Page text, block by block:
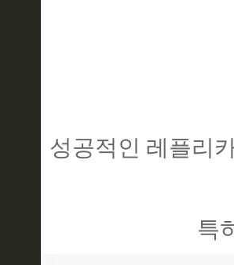
성공적인 레플리
특